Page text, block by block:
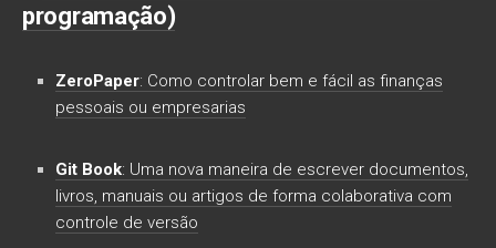
programação)
ZeroPaper: Como controlar bem e fácil as finanças
pessoais ou empresarias
Git Book: Uma nova maneira de escrever documentos,
livros, manuais ou artigos de forma colaborativa com
controle de versão